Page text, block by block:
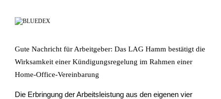
Gute Nachricht für Arbeitgeber: Das LAG Hamm bestätigt die
Wirksamkeit einer Kündigungsregelung im Rahmen einer
Home-Office-Vereinbarung
Die Erbringung der Arbeitsleistung aus den eigenen vier